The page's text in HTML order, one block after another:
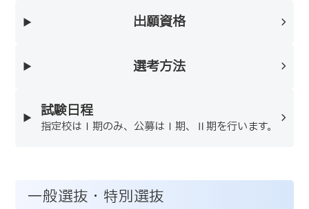
出願資格
選考方法
試験日程
指定校はⅠ期のみ、公募はⅠ期、Ⅱ期を行います。
一般選抜・特別選抜